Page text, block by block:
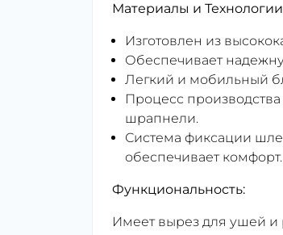
Материалы и
Изготовлен из
Обеспечивает
Легкий и мобильный
Процесс
шрапнели.
Система фиксации
обеспечивает комфорт.
Функциональность:
Имеет вырез для ушей и